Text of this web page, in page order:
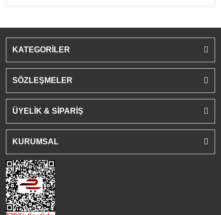
KATEGORİLER
SÖZLEŞMELER
ÜYELİK & SİPARİŞ
KURUMSAL